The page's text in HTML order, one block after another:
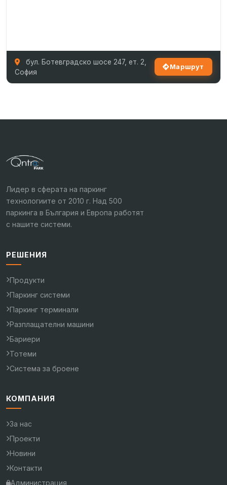
бул. Ботевградско шосе 247, ет. 2,
София
Маршрут
Лидер в сферата на паркинг
технологиите от 2010 г. Над 500
паркинга в България и Европа работят
с нашите системи.
РЕШЕНИЯ
Продукти
Паркинг системи
Паркинг терминали
Разплащателни машини
Бариери
Тотеми
Система за броене
КОМПАНИЯ
За нас
Проекти
Новини
Контакти
Администрация